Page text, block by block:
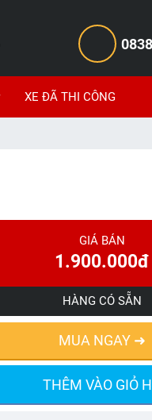
XE ĐÃ THI CÔNG
GIÁ BÁN
1.900.000đ
HÀNG CÓ SẴN
MUA NGAY ➜
THÊM VÀO GIỎ